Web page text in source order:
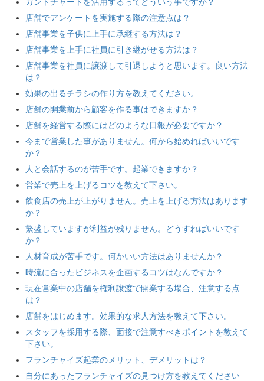
店舗でアンケートを実施する際の注意点は？
店舗事業を子供に上手に承継する方法は？
店舗事業を上手に社員に引き継がせる方法は？
店舗事業を社員に譲渡して引退しようと思います。良い方法
は？
効果の出るチラシの作り方を教えてください。
店舗の開業前から顧客を作る事はできますか？
店舗を経営する際にはどのような日報が必要ですか？
今まで営業した事がありません。何から始めればいいです
か？
人と会話するのが苦手です。起業できますか？
営業で売上を上げるコツを教えて下さい。
飲食店の売上が上がりません。売上を上げる方法はあります
か？
繁盛していますが利益が残りません。どうすればいいです
か？
人材育成が苦手です。何かいい方法はありませんか？
時流に合ったビジネスを企画するコツはなんですか？
現在営業中の店舗を権利譲渡で開業する場合、注意する点
は？
店舗をはじめます。効果的な求人方法を教えて下さい。
スタッフを採用する際、面接で注意すべきポイントを教えて
下さい。
フランチャイズ起業のメリット、デメリットは？
自分にあったフランチャイズの見つけ方を教えてください